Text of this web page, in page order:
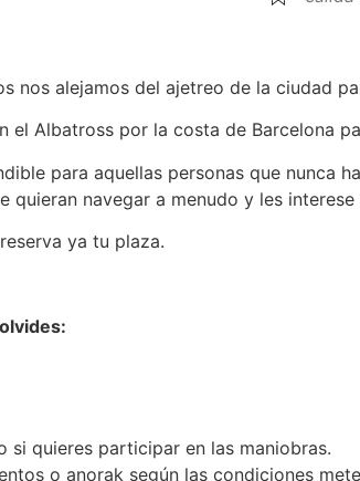
nos alejamos del ajetreo de la ciudad
el Albatross por la costa de Barcelona
para aquellas personas que nunca
quieran navegar a menudo y les
ya tu plaza.
si quieres participar en las maniobras.
o anorak según las condiciones